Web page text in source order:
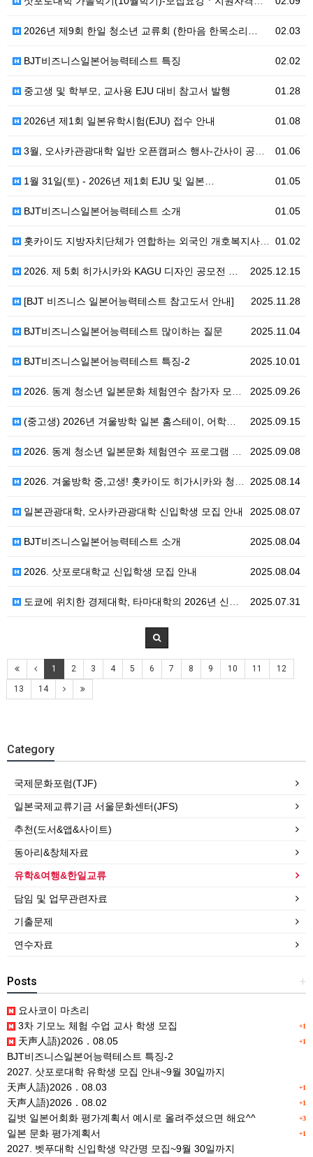
02.03
2026년 제9회 한일 청소년 교류회 (한마음 한목소리…
02.02
BJT비즈니스일본어능력테스트 특징
01.28
중고생 및 학부모, 교사용 EJU 대비 참고서 발행
01.08
2026년 제1회 일본유학시험(EJU) 접수 안내
01.06
3월, 오사카관광대학 일반 오픈캠퍼스 행사-간사이 공항…
01.05
1월 31일(토) - 2026년 제1회 EJU 및 일본…
01.05
BJT비즈니스일본어능력테스트 소개
01.02
홋카이도 지방자치단체가 연합하는 외국인 개호복지사 전액…
2025.12.15
2026. 제 5회 히가시카와 KAGU 디자인 공모전 …
2025.11.28
[BJT 비즈니스 일본어능력테스트 참고도서 안내]
2025.11.04
BJT비즈니스일본어능력테스트 많이하는 질문
2025.10.01
BJT비즈니스일본어능력테스트 특징-2
2025.09.26
2026. 동계 청소년 일본문화 체험연수 참가자 모집,…
2025.09.15
(중고생) 2026년 겨울방학 일본 홈스테이, 어학연수…
2025.09.08
2026. 동계 청소년 일본문화 체험연수 프로그램 참가…
2025.08.14
2026. 겨울방학 중,고생! 홋카이도 히가시카와 청소…
2025.08.07
일본관광대학, 오사카관광대학 신입학생 모집 안내
2025.08.04
BJT비즈니스일본어능력테스트 소개
2025.08.04
2026. 삿포로대학교 신입학생 모집 안내
2025.07.31
도쿄에 위치한 경제대학, 타마대학의 2026년 신입학생…
1 2 3 4 5 6 7 8 9 10 11 12
13 14
Category
국제문화포럼(TJF)
일본국제교류기금 서울문화센터(JFS)
추천(도서&앱&사이트)
동아리&창체자료
유학&여행&한일교류
담임 및 업무관련자료
기출문제
연수자료
+
Posts
요사코이 마츠리
+1
3차 기모노 체험 수업 교사 학생 모집
+1
天声人語)2026．08.05
BJT비즈니스일본어능력테스트 특징-2
2027. 삿포로대학 유학생 모집 안내~9월 30일까지
+1
天声人語)2026．08.03
+1
天声人語)2026．08.02
+3
길벗 일본어회화 평가계획서 예시로 올려주셨으면 해요^^
+1
일본 문화 평가계획서
2027. 벳푸대학 신입학생 약간명 모집~9월 30일까지